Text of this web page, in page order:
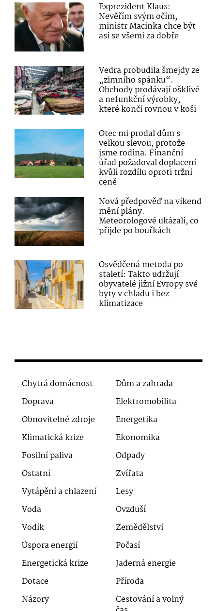
Exprezident Klaus:
Nevěřím svým očím,
ministr Macinka chce být
asi se všemi za dobře
Vedra probudila šmejdy ze
„zimního spánku“.
Obchody prodávají ošklivé
a nefunkční výrobky,
které končí rovnou v koši
Otec mi prodal dům s
velkou slevou, protože
jsme rodina. Finanční
úřad požadoval doplacení
kvůli rozdílu oproti tržní
ceně
Nová předpověď na víkend
mění plány.
Meteorologové ukázali, co
přijde po bouřkách
Osvědčená metoda po
staletí: Takto udržují
obyvatelé jižní Evropy své
byty v chladu i bez
klimatizace
Chytrá domácnost
Dům a zahrada
Doprava
Elektromobilita
Obnovitelné zdroje
Energetika
Klimatická krize
Ekonomika
Fosilní paliva
Odpady
Ostatní
Zvířata
Vytápění a chlazení
Lesy
Voda
Ovzduší
Vodík
Zemědělství
Úspora energií
Počasí
Energetická krize
Jaderná energie
Dotace
Příroda
Názory
Cestování a volný